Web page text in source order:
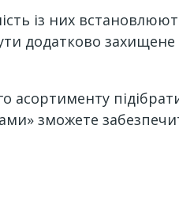
із них
додатково
асортименту
зможете